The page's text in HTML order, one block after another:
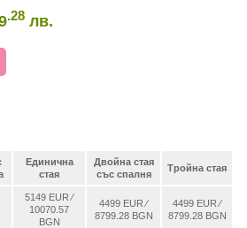
.28 лв.
Единична
стая
Двойна стая
със спалня
Тройна стая
5149 EUR ∕
10070.57
BGN
4499 EUR ∕
8799.28 BGN
4499 EUR ∕
8799.28 BGN